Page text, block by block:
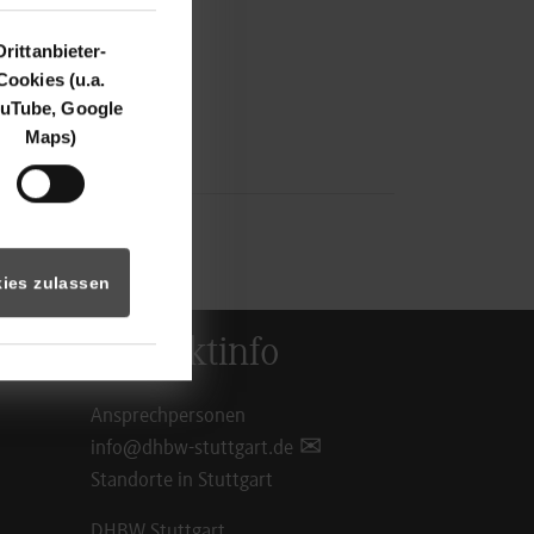
(u.a.
Google
Maps)
zulassen
Kontaktinfo
Ansprechpersonen
info@dhbw-stuttgart.de
Standorte in Stuttgart